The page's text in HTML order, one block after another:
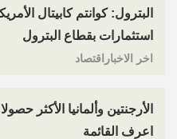
البترول: كوانتم كابيتال
استثمارات بقطاع البترول
اخر الاخباراقتصاد
الأرجنتين وألمانيا الأكثر
اعرف القائمة